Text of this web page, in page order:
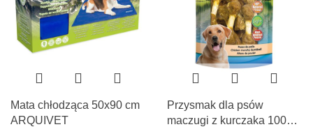
Mata chłodząca 50x90 cm
ARQUIVET
Przysmak dla psów
maczugi z kurczaka 100g